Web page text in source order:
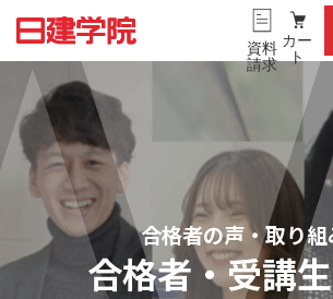
資料
請求
カー
ト
合格者の声・取り
合格者・受講